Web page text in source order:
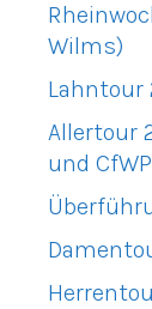
Wilms)
Lahntour
Allertour
und